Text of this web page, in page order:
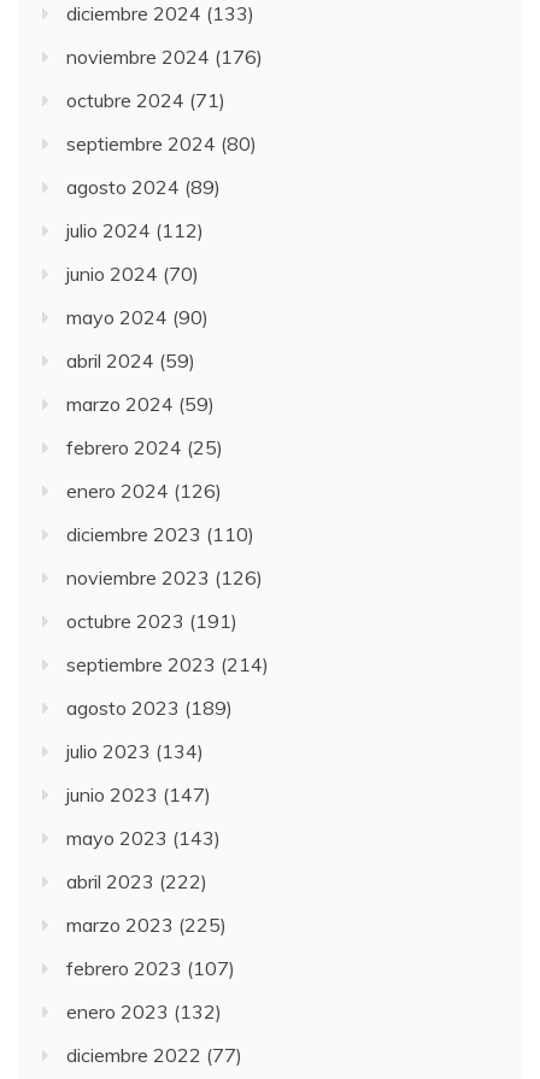
diciembre 2024 (133)
noviembre 2024 (176)
octubre 2024 (71)
septiembre 2024 (80)
agosto 2024 (89)
julio 2024 (112)
junio 2024 (70)
mayo 2024 (90)
abril 2024 (59)
marzo 2024 (59)
febrero 2024 (25)
enero 2024 (126)
diciembre 2023 (110)
noviembre 2023 (126)
octubre 2023 (191)
septiembre 2023 (214)
agosto 2023 (189)
julio 2023 (134)
junio 2023 (147)
mayo 2023 (143)
abril 2023 (222)
marzo 2023 (225)
febrero 2023 (107)
enero 2023 (132)
diciembre 2022 (77)